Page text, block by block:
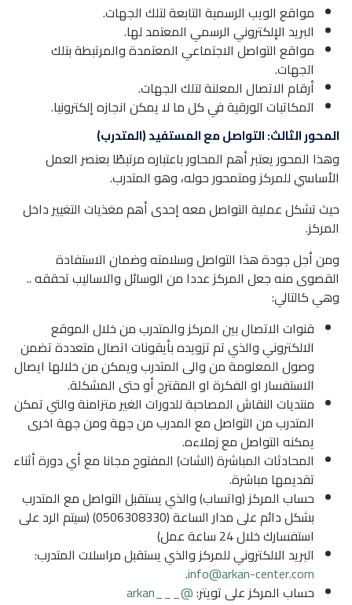
مواقع الويب الرسمية التابعة لتلك الجهات.
البريد الإلكتروني الرسمي المعتمد لها.
مواقع التواصل الاجتماعي المعتمدة والمرتبطة بتلك
الجهات.
أرقام الاتصال المعلنة لتلك الجهات.
المكاتبات الورقية في كل ما لا يمكن انجازه إلكترونيا.
المحور الثالث: التواصل مع المستفيد (المتدرب)
وهذا المحور يعتبر أهم المحاور باعتباره مرتبطًا بعنصر العمل
الأساسي للمركز ومتمحور حوله، وهو المتدرب.
حيث تشكل عملية التواصل معه إحدى أهم مغذيات التغيير داخل
المركز.
ومن أجل جودة هذا التواصل وسلامته وضمان الاستفادة
القصوى منه جعل المركز عددا من الوسائل والاساليب تحققه ..
وهي كالتالي:
قنوات الاتصال بين المركز والمتدرب من خلال الموقع
الالكتروني والذي تم تزويده بأيقونات اتصال متعددة تضمن
وصول المعلومة من والى المتدرب ويمكن من خلالها ايصال
الاستفسار او الفكرة او المقترح أو حتى المشكلة.
منتديات النقاش المصاحبة للدورات الغير متزامنة والتي تمكن
المتدرب من التواصل مع المدرب من جهة ومن جهة اخرى
يمكنه التواصل مع زملاءه.
المحادثات المباشرة (الشات) المفتوح مجانا مع أي دورة أثناء
تقديمها مباشرة.
حساب المركز (واتساب) والذي يستقبل التواصل مع المتدرب
بشكل دائم على مدار الساعة (0506308330) (سيتم الرد على
استفسارك خلال 24 ساعة عمل)
البريد الالكتروني للمركز والذي يستقبل مراسلات المتدرب:
info@arkan-center.com
.
حساب المركز على تويتر:@___arkan